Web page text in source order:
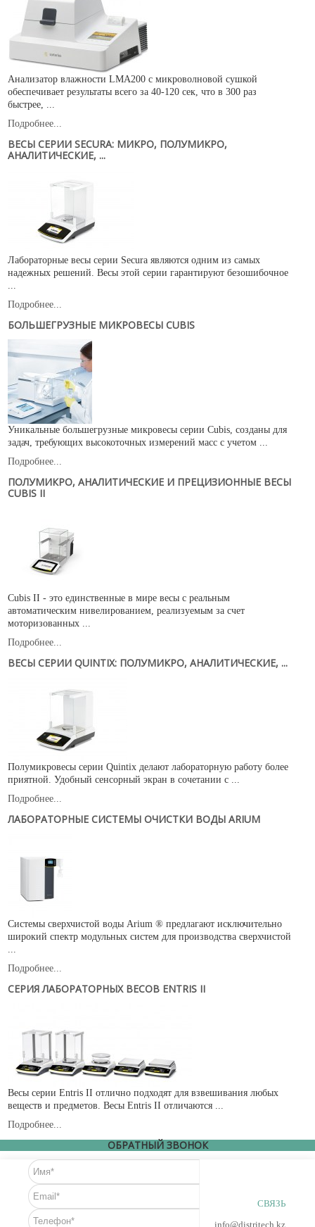
Анализатор влажности LMA200 с микроволновой сушкой
обеспечивает результаты всего за 40-120 сек, что в 300 раз
быстрее, ...
Подробнее...
ВЕСЫ СЕРИИ SECURA: МИКРО, ПОЛУМИКРО,
АНАЛИТИЧЕСКИЕ, ...
Лабораторные весы серии Secura являются одним из самых
надежных решений. Весы этой серии гарантируют безошибочное
Подробнее...
БОЛЬШЕГРУЗНЫЕ МИКРОВЕСЫ CUBIS
Уникальные большегрузные микровесы серии Cubis, созданы для
задач, требующих высокоточных измерений масс с учетом ...
Подробнее...
ПОЛУМИКРО, АНАЛИТИЧЕСКИЕ И ПРЕЦИЗИОННЫЕ ВЕСЫ
CUBIS II
Cubis II - это единственные в мире весы с реальным
автоматическим нивелированием, реализуемым за счет
моторизованных ...
Подробнее...
ВЕСЫ СЕРИИ QUINTIX: ПОЛУМИКРО, АНАЛИТИЧЕСКИЕ, ...
Полумикровесы серии Quintix делают лабораторную работу более
приятной. Удобный сенсорный экран в сочетании с ...
Подробнее...
ЛАБОРАТОРНЫЕ СИСТЕМЫ ОЧИСТКИ ВОДЫ ARIUM
Системы сверхчистой воды Arium ® предлагают исключительно
широкий спектр модульных систем для производства сверхчистой
Подробнее...
СЕРИЯ ЛАБОРАТОРНЫХ ВЕСОВ ENTRIS II
Весы серии Entris II отлично подходят для взвешивания любых
веществ и предметов. Весы Entris II отличаются ...
Подробнее...
ОБРАТНЫЙ ЗВОНОК
СВЯЗЬ
info@distritech.kz